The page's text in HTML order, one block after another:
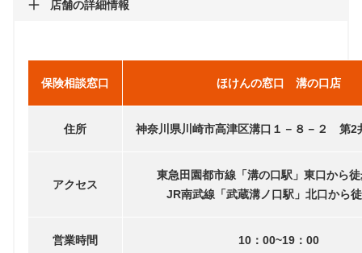
店舗の詳細情報
保険相談窓口 ほけんの窓口 溝の口店
住所 神奈川県川崎市高津区溝口１－８－２ 第2
アクセス
東急田園都市線「溝の口駅」東口から
JR南武線「武蔵溝ノ口駅」北口から
営業時間 10：00~19：00